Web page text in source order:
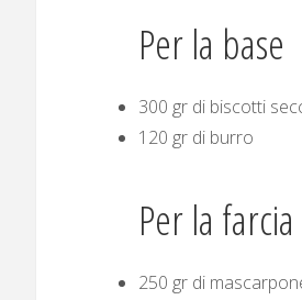
Per la base
300 gr di biscotti
120 gr di burro
Per la farcia
250 gr di